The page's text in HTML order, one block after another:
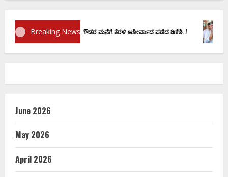
Breaking News
ವಚನಕ್ಕೂ ಮುನ್ನ ದೊಡ್ಡಗೌಡರ ಮನೆಗೆ ತೆರಳಿ ಆಶೀರ್ವಾದ ಪಡೆದ ಡಿಕೆಶಿ..!
June 2026
May 2026
April 2026